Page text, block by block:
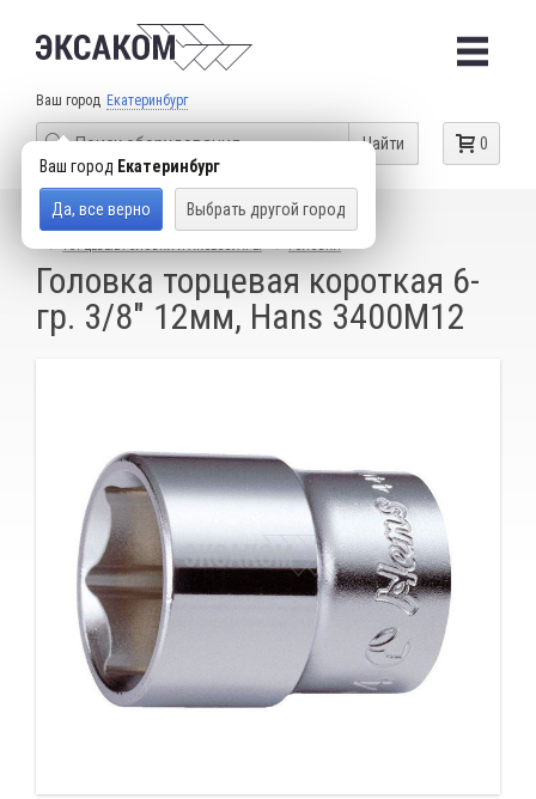
Ваш город Екатеринбург
Ваш город Екатеринбург
Да, все верно Выбрать другой город
0
Найти
КАТАЛОГ ТОВАРОВ
СЛЕСАРНЫЙ ИНСТРУМЕНТ
Головка торцевая короткая 6-
гр. 3/8" 12мм, Hans 3400M12